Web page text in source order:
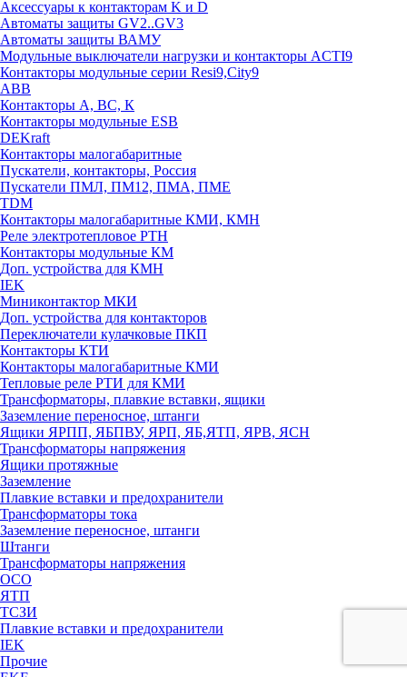
Аксессуары к контакторам K и D
Автоматы защиты GV2..GV3
Автоматы защиты ВАМУ
Модульные выключатели нагрузки и контакторы ACTI9
Контакторы модульные серии Resi9,City9
ABB
Контакторы А, ВС, К
Контакторы модульные ESB
DEKraft
Контакторы малогабаритные
Пускатели, контакторы, Россия
Пускатели ПМЛ, ПМ12, ПМА, ПМЕ
TDM
Контакторы малогабаритные КМИ, КМН
Реле электротепловое РТН
Контакторы модульные КМ
Доп. устройства для КМН
IEK
Миниконтактор МКИ
Доп. устройства для контакторов
Переключатели кулачковые ПКП
Контакторы КТИ
Контакторы малогабаритные КМИ
Тепловые реле РTИ для КМИ
Трансформаторы, плавкие вставки, ящики
Заземление переносное, штанги
Ящики ЯРПП, ЯБПВУ, ЯРП, ЯБ,ЯТП, ЯРВ, ЯСН
Трансформаторы напряжения
Ящики протяжные
Заземление
Плавкие вставки и предохранители
Трансформаторы тока
Заземление переносное, штанги
Штанги
Трансформаторы напряжения
ОСО
ЯТП
ТСЗИ
Плавкие вставки и предохранители
IEK
Прочие